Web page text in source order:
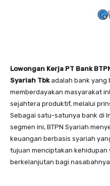
Lowongan Kerja PT Bank
Syariah Tbkadalah bank yang
memberdayakan masyarakat
sejahtera produktif, melalui
Sebagai satu-satunya bank di
segmen ini, BTPN Syariah
keuangan berbasis syariah
tujuan menciptakan kehidupan
berkelanjutan bagi